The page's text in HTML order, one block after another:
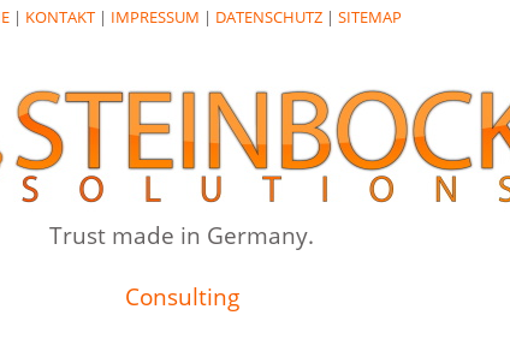
| KONTAKT| IMPRESSUM | DATENSCHUTZ| SITEMAP
Trust made in Germany.
Consulting